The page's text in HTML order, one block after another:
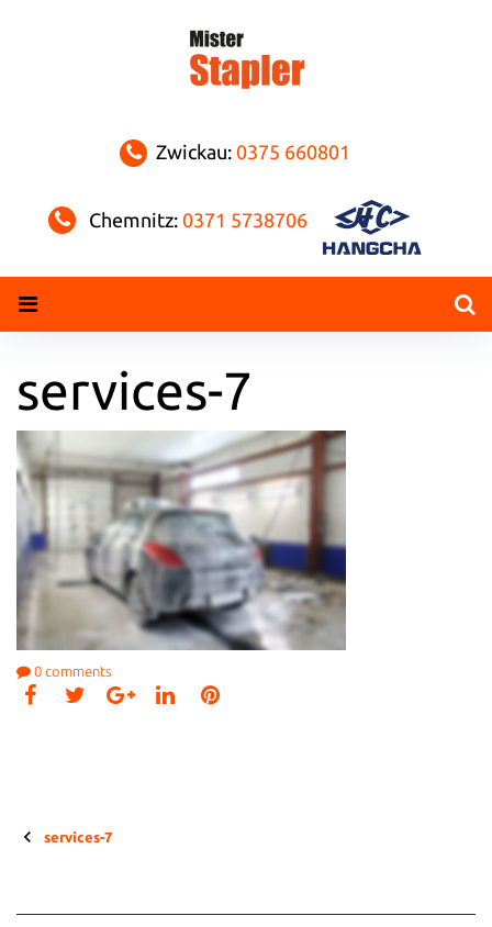
Zwickau: 0375 660801
Chemnitz: 0371 5738706
services-7
0 comments
Facebook
Twitter
LinkedInPinterest
Beitragsnavigation
services-7